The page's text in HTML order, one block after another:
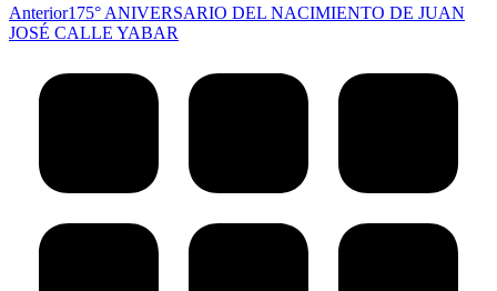
AnteriorPublicación
anterior:
175° ANIVERSARIO DEL NACIMIENTO DE JUAN
JOSÉ CALLE YABAR